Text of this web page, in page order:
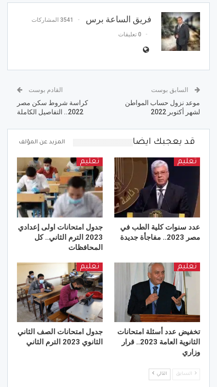
فريق الساعة برس 3541 المشاركات
0 تعليقات
السابق بوست
موعد نزول حساب المواطن
لشهر أكتوبر 2022
القادم بوست
كراسة شروط سكن مصر
2022.. التفاصيل الكاملة
قد يعجبك ايضا المزيد عن المؤلف
تعليم
عدد سنوات كلية الطب في
مصر 2023.. مفاجأة جديدة
تعليم
جدول امتحانات اولى إعدادي
2023 الترم الثاني.. كل
المحافظات
تعليم
تخفيض عدد أسئلة امتحانات
الثانوية العامة 2023.. قرار
وزاري
تعليم
جدول امتحانات الصف الثاني
الثانوي 2023 الترم الثاني
السابق التالي